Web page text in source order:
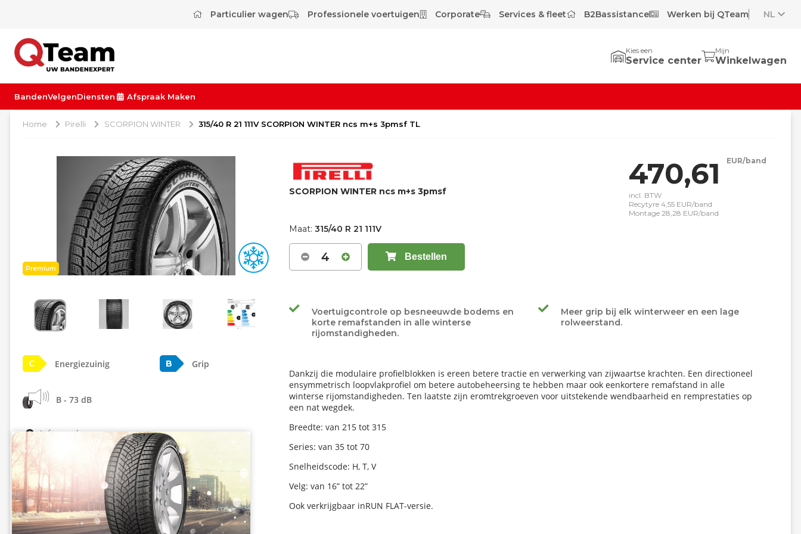
Particulier wagen Professionele voertuigen Corporate Services & fleet B2Bassistance Werken bij QTeam NL
Kies een
Service center
Mijn
Winkelwagen
BandenVelgenDiensten Afspraak Maken
Home Pirelli SCORPION WINTER 315/40 R 21 111V SCORPION WINTER ncs m+s 3pmsf TL
Premium
C Energiezuinig B Grip
B - 73 dB
Info eprel
SCORPION WINTER ncs m+s 3pmsf
470,61 EUR/band
incl. BTW
Recytyre 4,55 EUR/band
Montage 28,28 EUR/band
Maat:315/40 R 21 111V
4 Bestellen
Voertuigcontrole op besneeuwde bodems en
korte remafstanden in alle winterse
rijomstandigheden.
Meer grip bij elk winterweer en een lage
rolweerstand.
Dankzij die modulaire profielblokken is ereen betere tractie en verwerking van zijwaartse krachten. Een directioneel
ensymmetrisch loopvlakprofiel om betere autobeheersing te hebben maar ook eenkortere remafstand in alle
winterse rijomstandigheden. Ten laatste zijn eromtrekgroeven voor uitstekende wendbaarheid en remprestaties op
een nat wegdek.
Breedte: van 215 tot 315
Series: van 35 tot 70
Snelheidscode: H, T, V
Velg: van 16” tot 22”
Ook verkrijgbaar inRUN FLAT-versie.